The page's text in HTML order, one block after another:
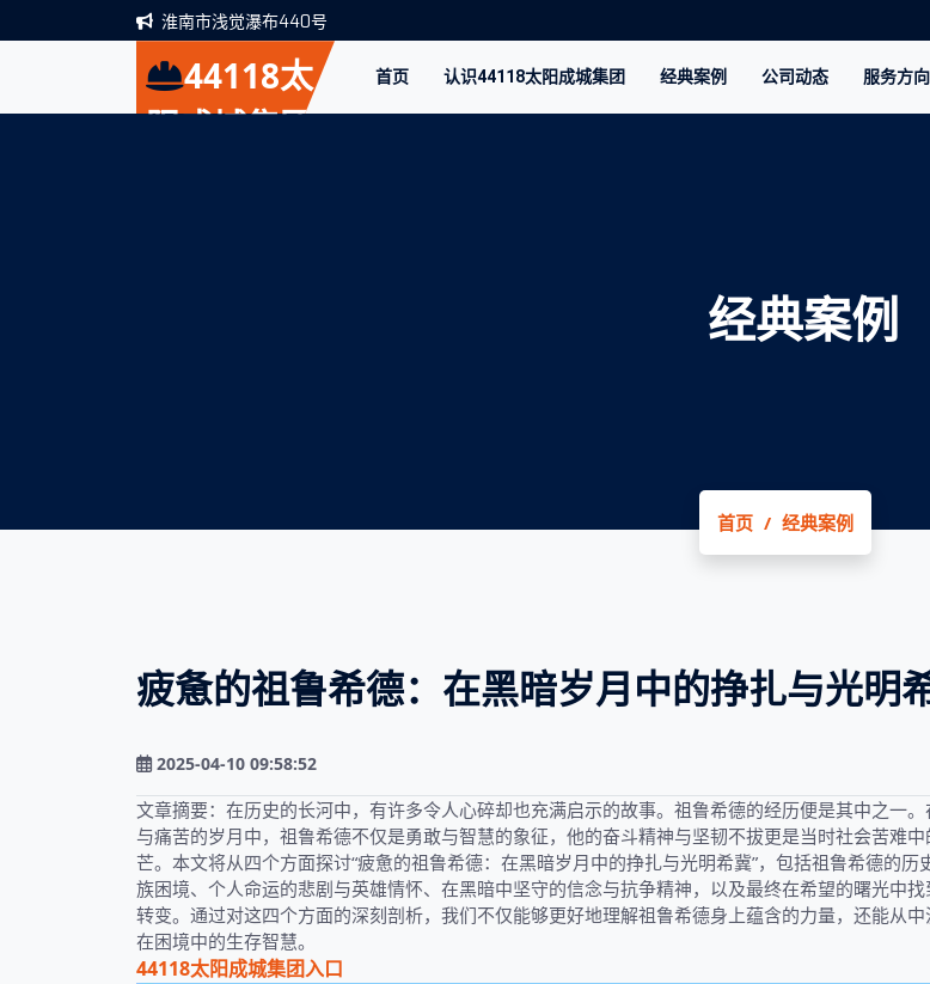
淮南市浅觉瀑布440号
44118太
阳成城集团
首页 认识44118太阳成城集团 经典案例 公司动态 服务方向
经典案例
首页 经典案例
疲惫的祖鲁希德：在黑暗岁月中的挣扎与光明
2025-04-10 09:58:52
文章摘要：在历史的长河中，有许多令人心碎却也充满启示的故事。祖鲁希德的经历便是其中之一。
与痛苦的岁月中，祖鲁希德不仅是勇敢与智慧的象征，他的奋斗精神与坚韧不拔更是当时社会苦难
芒。本文将从四个方面探讨“疲惫的祖鲁希德：在黑暗岁月中的挣扎与光明希冀”，包括祖鲁希德的历
族困境、个人命运的悲剧与英雄情怀、在黑暗中坚守的信念与抗争精神，以及最终在希望的曙光中找
转变。通过对这四个方面的深刻剖析，我们不仅能够更好地理解祖鲁希德身上蕴含的力量，还能从中
在困境中的生存智慧。
44118太阳成城集团入口